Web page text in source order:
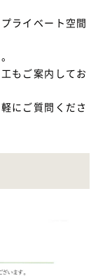
ライベート空間
もご案内してお
にご質問くださ